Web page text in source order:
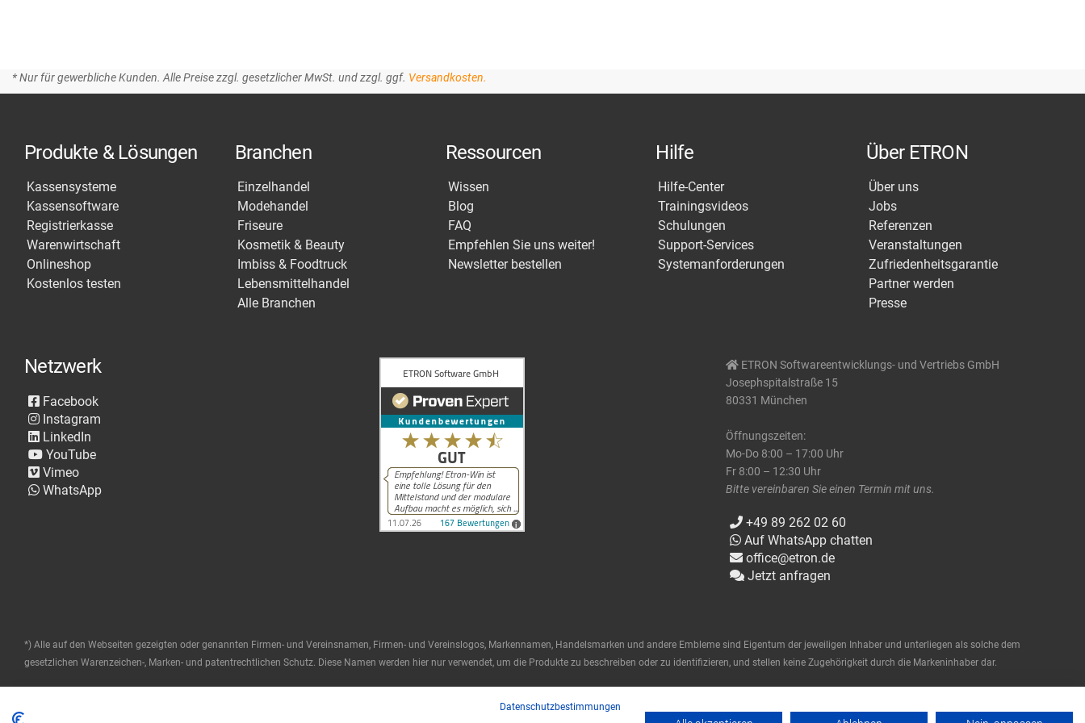
* Nur für gewerbliche Kunden. Alle Preise zzgl. gesetzlicher MwSt. und zzgl. ggf. Versandkosten.
Produkte & Lösungen
Kassensysteme
Kassensoftware
Registrierkasse
Warenwirtschaft
Onlineshop
Kostenlos testen
Branchen
Einzelhandel
Modehandel
Friseure
Kosmetik & Beauty
Imbiss & Foodtruck
Lebensmittelhandel
Alle Branchen
Ressourcen
Wissen
Blog
FAQ
Empfehlen Sie uns weiter!
Newsletter bestellen
Hilfe
Hilfe-Center
Trainingsvideos
Schulungen
Support-Services
Systemanforderungen
Über ETRON
Über uns
Jobs
Referenzen
Veranstaltungen
Zufriedenheitsgarantie
Partner werden
Presse
Netzwerk
Facebook
Instagram
LinkedIn
YouTube
Vimeo
WhatsApp
ETRON Softwareentwicklungs- und Vertriebs GmbH
Josephspitalstraße 15
80331 München
Öffnungszeiten:
Mo-Do 8:00 – 17:00 Uhr
Fr 8:00 – 12:30 Uhr
Bitte vereinbaren Sie einen Termin mit uns.
+49 89 262 02 60
Auf WhatsApp chatten
office@etron.de
Jetzt anfragen
*) Alle auf den Webseiten gezeigten oder genannten Firmen- und Vereinsnamen, Firmen- und Vereinslogos, Markennamen, Handelsmarken und andere Embleme sind Eigentum der jeweiligen Inhaber und unterliegen als solche dem
gesetzlichen Warenzeichen-, Marken- und patentrechtlichen Schutz. Diese Namen werden hier nur verwendet, um die Produkte zu beschreiben oder zu identifizieren, und stellen keine Zugehörigkeit durch die Markeninhaber dar.
Datenschutzbestimmungen